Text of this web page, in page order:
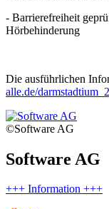
- Barrierefreiheit
Hörbehinderung
Die ausführlichen
alle.de/
©Software AG
Software AG
+++ Information +++